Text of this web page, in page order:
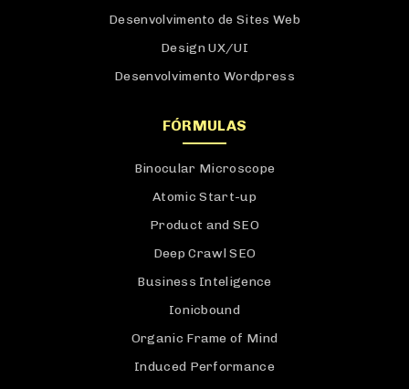
Desenvolvimento de Sites Web
Design UX/UI
Desenvolvimento Wordpress
FÓRMULAS
Binocular Microscope
Atomic Start-up
Product and SEO
Deep Crawl SEO
Business Inteligence
Ionicbound
Organic Frame of Mind
Induced Performance